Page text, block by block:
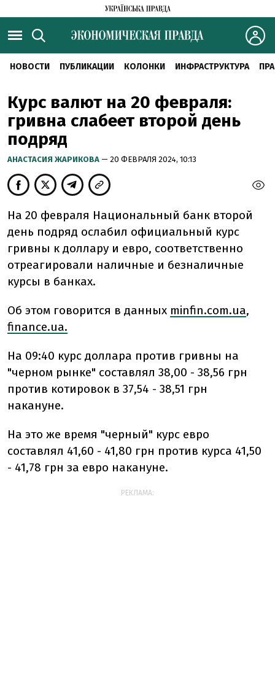
НОВОСТИ ПУБЛИКАЦИИ КОЛОНКИ ИНФРАСТРУКТУРА
Курс валют на 20 февраля:
гривна слабеет второй день
подряд
АНАСТАСИЯ ЖАРИКОВА — 20 ФЕВРАЛЯ 2024, 10:13
На 20 февраля Национальный банк второй
день подряд ослабил официальный курс
гривны к доллару и евро, соответственно
отреагировали наличные и безналичные
курсы в банках.
Об этом говорится в данных minfin.com.ua,
finance.ua.
На 09:40 курс доллара против гривны на
"черном рынке" составлял 38,00 - 38,56 грн
против котировок в 37,54 - 38,51 грн
накануне.
На это же время "черный" курс евро
составлял 41,60 - 41,80 грн против курса 41,50
- 41,78 грн за евро накануне.
РЕКЛАМА: